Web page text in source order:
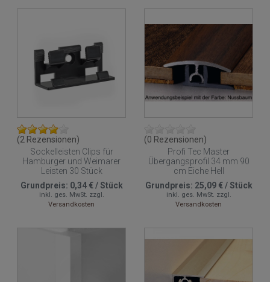
(2 Rezensionen)
Sockelleisten Clips für
Hamburger und Weimarer
Leisten 30 Stück
Grundpreis: 0,34 €/Stück
inkl. ges. MwSt. zzgl.
Versandkosten
(0 Rezensionen)
Profi Tec Master
Übergangsprofil 34 mm 90
cm Eiche Hell
Grundpreis: 25,09 €/Stück
inkl. ges. MwSt. zzgl.
Versandkosten